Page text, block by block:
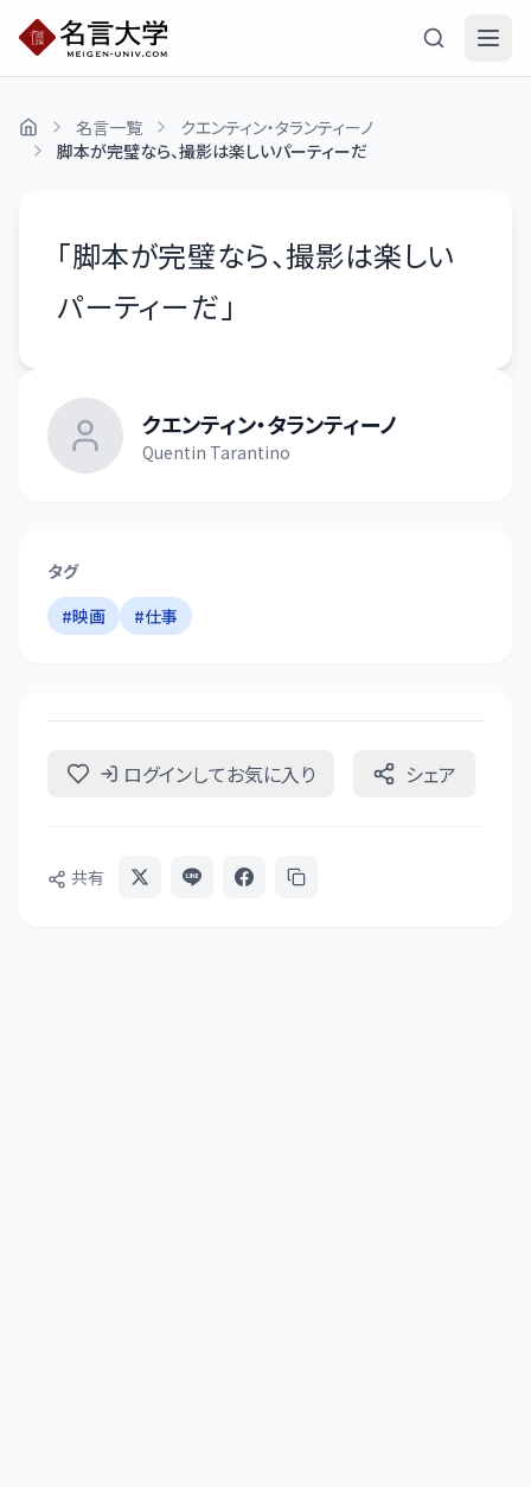
名言一覧
クエンティン・タランティーノ
脚本が完璧なら、撮影は楽しいパーティーだ
「脚本が完璧なら、撮影は楽しい
パーティーだ 」
クエンティン・タランティーノ
Quentin Tarantino
タグ
#映画 #仕事
ログインしてお気に入り シェア
共有